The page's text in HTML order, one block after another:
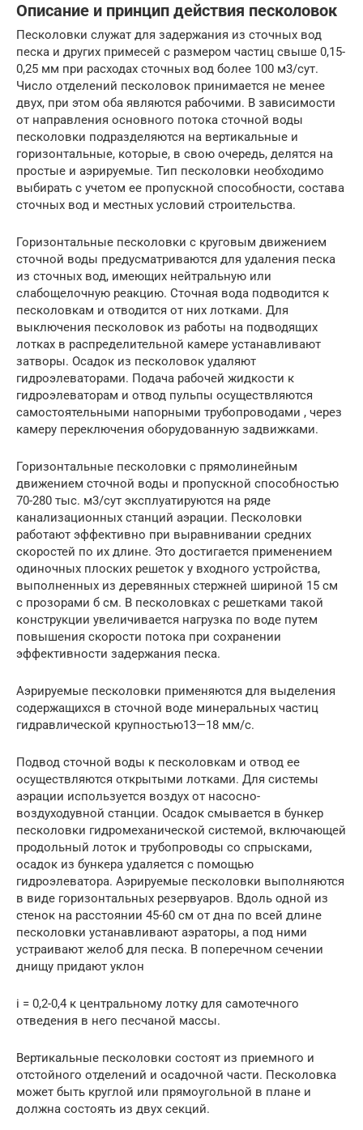
Описание и принцип действия песколовок
Песколовки служат для задержания из сточных вод
песка и других примесей с размером частиц свыше 0,15-
0,25 мм при расходах сточных вод более 100 м3/сут.
Число отделений песколовок принимается не менее
двух, при этом оба являются рабочими. В зависимости
от направления основного потока сточной воды
песколовки подразделяются на вертикальные и
горизонтальные, которые, в свою очередь, делятся на
простые и аэрируемые. Тип песколовки необходимо
выбирать с учетом ее пропускной способности, состава
сточных вод и местных условий строительства.
Горизонтальные песколовки с круговым движением
сточной воды предусматриваются для удаления песка
из сточных вод, имеющих нейтральную или
слабощелочную реакцию. Сточная вода подводится к
песколовкам и отводится от них лотками. Для
выключения песколовок из работы на подводящих
лотках в распределительной камере устанавливают
затворы. Осадок из песколовок удаляют
гидроэлеваторами. Подача рабочей жидкости к
гидроэлеваторам и отвод пульпы осуществляются
самостоятельными напорными трубопроводами , через
камеру переключения оборудованную задвижками.
Горизонтальные песколовки с прямолинейным
движением сточной воды и пропускной способностью
70-280 тыс. м3/сут эксплуатируются на ряде
канализационных станций аэрации. Песколовки
работают эффективно при выравнивании средних
скоростей по их длине. Это достигается применением
одиночных плоских решеток у входного устройства,
выполненных из деревянных стержней шириной 15 см
с прозорами б см. В песколовках с решетками такой
конструкции увеличивается нагрузка по воде путем
повышения скорости потока при сохранении
эффективности задержания песка.
Аэрируемые песколовки применяются для выделения
содержащихся в сточной воде минеральных частиц
гидравлической крупностью13—18 мм/с.
Подвод сточной воды к песколовкам и отвод ее
осуществляются открытыми лотками. Для системы
аэрации используется воздух от насосно-
воздуходувной станции. Осадок смывается в бункер
песколовки гидромеханической системой, включающей
продольный лоток и трубопроводы со спрысками,
осадок из бункера удаляется с помощью
гидроэлеватора. Аэрируемые песколовки выполняются
в виде горизонтальных резервуаров. Вдоль одной из
стенок на расстоянии 45-60 см от дна по всей длине
песколовки устанавливают аэраторы, а под ними
устраивают желоб для песка. В поперечном сечении
днищу придают уклон
i = 0,2-0,4 к центральному лотку для самотечного
отведения в него песчаной массы.
Вертикальные песколовки состоят из приемного и
отстойного отделений и осадочной части. Песколовка
может быть круглой или прямоугольной в плане и
должна состоять из двух секций.